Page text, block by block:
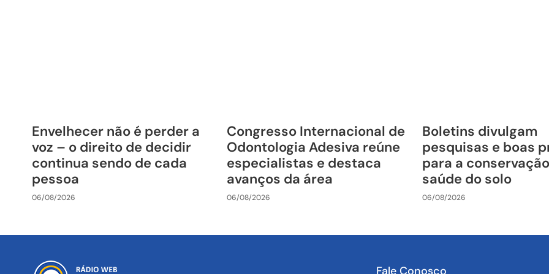
Envelhecer não é perder a
voz – o direito de decidir
continua sendo de cada
pessoa
06/08/2026
Congresso Internacional de
Odontologia Adesiva reúne
especialistas e destaca
avanços da área
06/08/2026
Boletins divulgam
pesquisas e boas
para a
saúde do solo
06/08/2026